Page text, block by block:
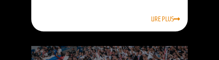
LIRE PLUS